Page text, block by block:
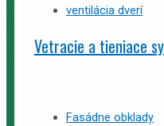
ventilácia dverí
Vetracie a tieniace
Fasádne obklady